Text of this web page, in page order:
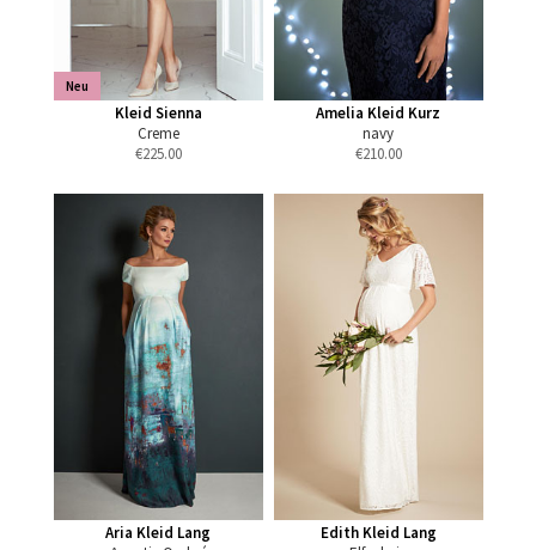
Neu
Kleid Sienna
Creme
€225.00
Amelia Kleid Kurz
navy
€210.00
Aria Kleid Lang
Edith Kleid Lang